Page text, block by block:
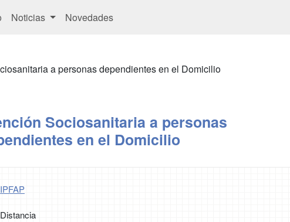
Noticias Novedades
a personas dependientes en el Domicilio
Sociosanitaria a personas
en el Domicilio
IPFAP
Distancia